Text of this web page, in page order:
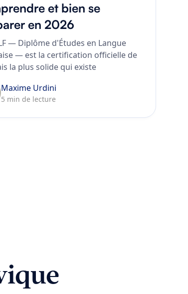
et bien se
en 2026
— Diplôme d'Études en Langue
— est la certification officielle de
la plus solide qui existe
Maxime Urdini
5 min de lecture